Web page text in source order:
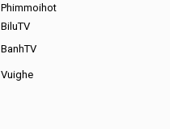
Phimmoihot
BiluTV
BanhTV
Vuighe